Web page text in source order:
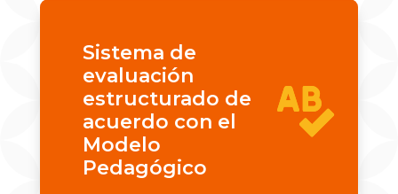
Sistema de
evaluación
estructurado de
acuerdo con el
Modelo
Pedagógico